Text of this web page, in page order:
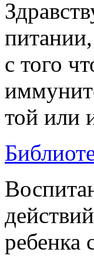
с того
той или
ребенка